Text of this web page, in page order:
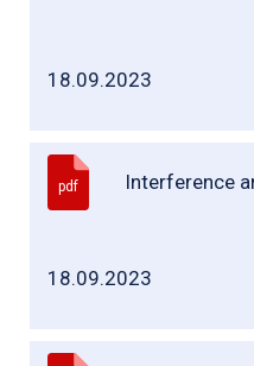
18.09.2023
pdf Interference
18.09.2023